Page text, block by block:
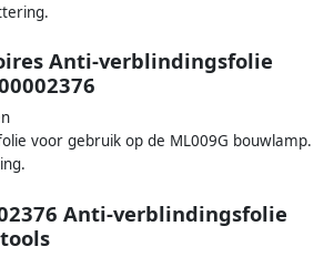
Anti-verblindingsfolie
voor gebruik op de ML009G bouwlamp.
Anti-verblindingsfolie